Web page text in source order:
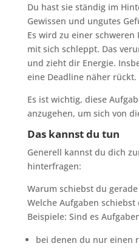
Du hast sie ständig im
Gewissen und ungutes
Es wird zu einer
mit sich schleppt. Das
und zieht dir Energie.
eine Deadline näher rückt.
Es ist wichtig, diese
anzugehen, um sich von
Das kannst du tun
Generell kannst du dich
hinterfragen:
Warum schiebst du
Welche Aufgaben
Beispiele: Sind es
bei denen du nur einen